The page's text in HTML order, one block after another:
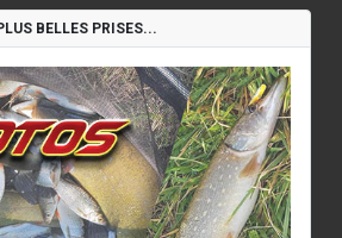
BELLES PRISES...